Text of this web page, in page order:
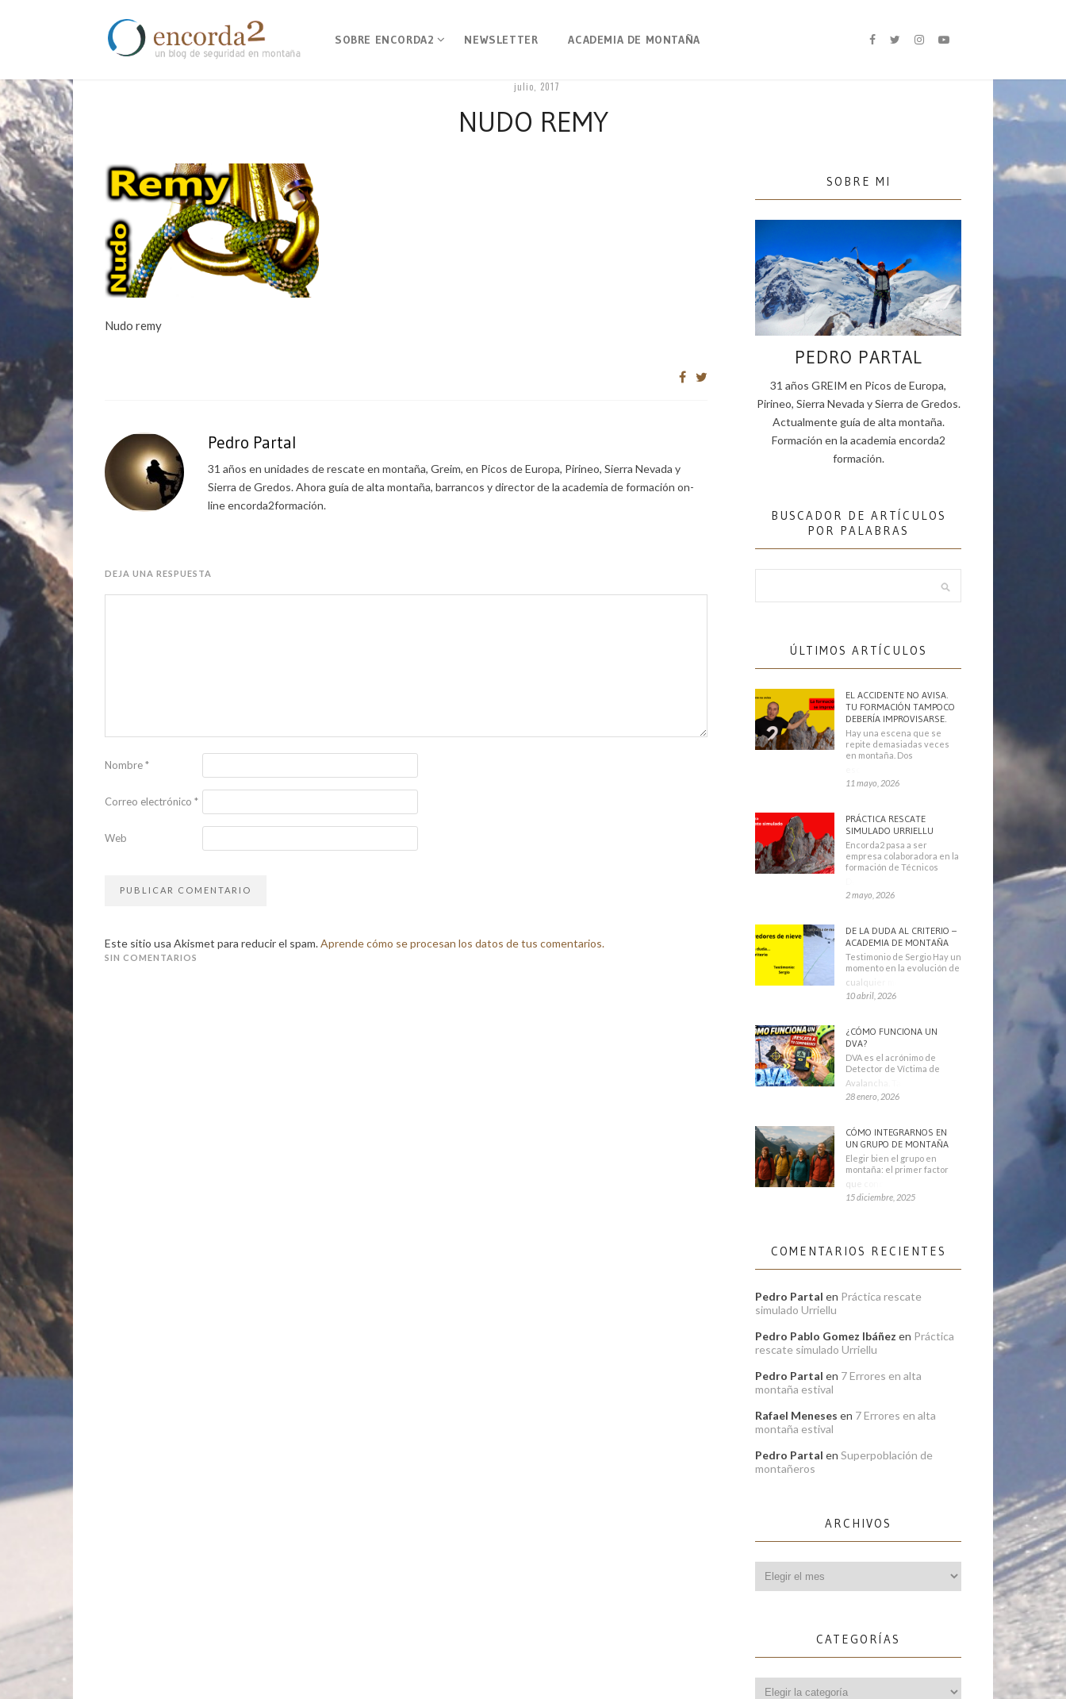
SOBRE ENCORDA2 NEWSLETTER ACADEMIA DE MONTAÑA
julio, 2017
NUDO REMY
Nudo remy
Pedro Partal
31 años en unidades de rescate en montaña, Greim, en Picos de Europa, Pirineo, Sierra Nevada y
Sierra de Gredos. Ahora guía de alta montaña, barrancos y director de la academia de formación on-
line encorda2formación.
DEJA UNA RESPUESTA
Nombre*
Correo electrónico *
Web
Este sitio usa Akismet para reducir el spam.Aprende cómo se procesan los datos de tus comentarios.
SIN COMENTARIOS
SOBRE MI
PEDRO PARTAL
31 años GREIM en Picos de Europa,
Pirineo, Sierra Nevada y Sierra de Gredos.
Actualmente guía de alta montaña.
Formación en la academia encorda2
formación.
BUSCADOR DE ARTÍCULOS
POR PALABRAS
ÚLTIMOS ARTÍCULOS
EL ACCIDENTE NO AVISA.
TU FORMACIÓN TAMPOCO
DEBERÍA IMPROVISARSE.
Hay una escena que se
repite demasiadas veces
en montaña. Dos
11 mayo, 2026
PRÁCTICA RESCATE
SIMULADO URRIELLU
Encorda2 pasa a ser
empresa colaboradora en la
formación de Técnicos
2 mayo, 2026
DE LA DUDA AL CRITERIO –
ACADEMIA DE MONTAÑA
Testimonio de Sergio Hay un
momento en la evolución de
cualquier montañero
10 abril, 2026
¿CÓMO FUNCIONA UN
DVA?
DVA es el acrónimo de
Detector de Víctima de
Avalancha. También se
28 enero, 2026
CÓMO INTEGRARNOS EN
UN GRUPO DE MONTAÑA
Elegir bien el grupo en
montaña: el primer factor
que condiciona tu
15 diciembre, 2025
COMENTARIOS RECIENTES
Pedro Partal en Práctica rescate
simulado Urriellu
Pedro Pablo Gomez Ibáñez en Práctica
rescate simulado Urriellu
Pedro Partal en 7 Errores en alta
montaña estival
Rafael Meneses en 7 Errores en alta
montaña estival
Pedro Partal en Superpoblación de
montañeros
ARCHIVOS
CATEGORÍAS